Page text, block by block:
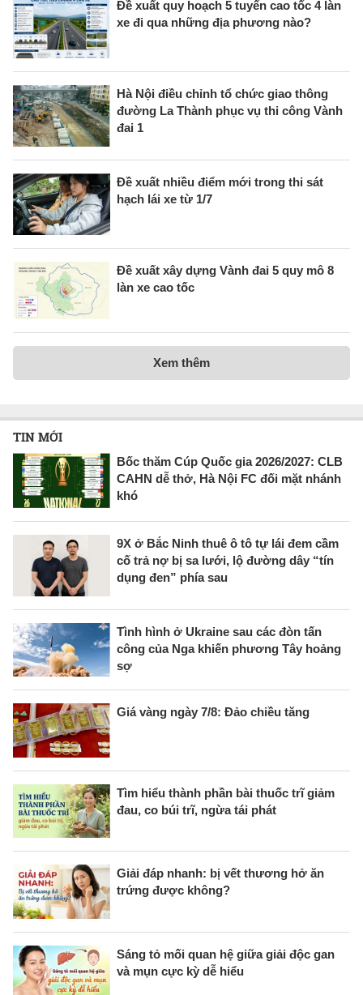
Đề xuất quy hoạch 5 tuyến cao tốc 4 làn
xe đi qua những địa phương nào?
Hà Nội điều chỉnh tổ chức giao thông
đường La Thành phục vụ thi công Vành
đai 1
Đề xuất nhiều điểm mới trong thi sát
hạch lái xe từ 1/7
Đề xuất xây dựng Vành đai 5 quy mô 8
làn xe cao tốc
Xem thêm
TIN MỚI
Bốc thăm Cúp Quốc gia 2026/2027: CLB
CAHN dễ thở, Hà Nội FC đối mặt nhánh
khó
9X ở Bắc Ninh thuê ô tô tự lái đem cầm
cố trả nợ bị sa lưới, lộ đường dây “tín
dụng đen” phía sau
Tình hình ở Ukraine sau các đòn tấn
công của Nga khiến phương Tây hoảng
sợ
Giá vàng ngày 7/8: Đảo chiều tăng
Tìm hiểu thành phần bài thuốc trĩ giảm
đau, co búi trĩ, ngừa tái phát
Giải đáp nhanh: bị vết thương hở ăn
trứng được không?
Sáng tỏ mối quan hệ giữa giải độc gan
và mụn cực kỳ dễ hiểu